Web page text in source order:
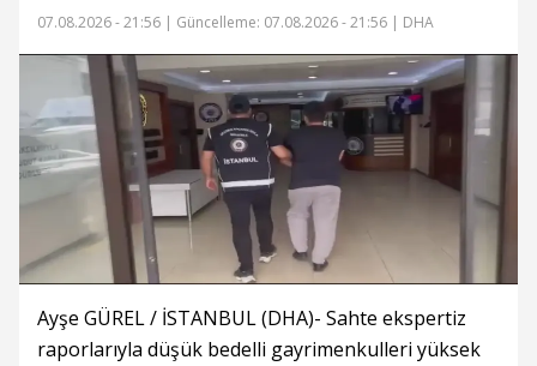
07.08.2026 - 21:56 | Güncelleme: 07.08.2026 - 21:56 | DHA
Ayşe GÜREL / İSTANBUL (DHA)- Sahte ekspertiz
raporlarıyla düşük bedelli gayrimenkulleri yüksek